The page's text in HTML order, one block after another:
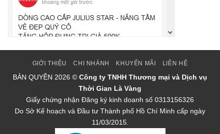
GIỚI THIỆU CHI NHÁNH KHUYẾN MÃI LIÊN HỆ
BẢN QUYỀN 2026 © Công ty TNHH Thương mại và Dịch vụ
Thời Gian Là Vàng
Giấy chứng nhận Đăng ký kinh doanh số 0313156326
Do Sở Kế hoạch và Đầu tư Thành phố Hồ Chí Minh cấp ngày
11/03/2015.